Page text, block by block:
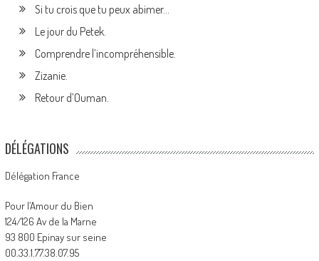
Si tu crois que tu peux abimer…
Le jour du Petek.
Comprendre l’incompréhensible.
Zizanie.
Retour d’Ouman.
DÉLÉGATIONS
Délégation France
Pour l’Amour du Bien
124/126 Av de la Marne
93 800 Epinay sur seine
00.33.1.77.38.07.95